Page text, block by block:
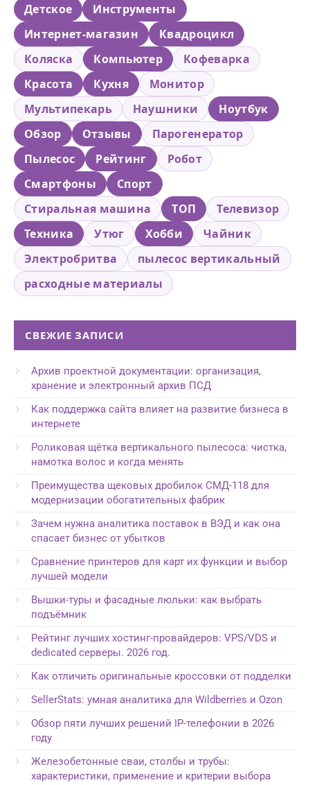
Детское
Инструменты
Интернет-магазин
Квадроцикл
Коляска
Компьютер
Кофеварка
Красота
Кухня
Монитор
Мультипекарь
Наушники
Ноутбук
Обзор
Отзывы
Парогенератор
Пылесос
Рейтинг
Робот
Смартфоны
Спорт
Стиральная машина
ТОП
Телевизор
Техника
Утюг Хобби
Чайник
Электробритва
пылесос вертикальный
расходные материалы
СВЕЖИЕ ЗАПИСИ
Архив проектной документации: организация,
хранение и электронный архив ПСД
Как поддержка сайта влияет на развитие бизнеса в
интернете
Роликовая щётка вертикального пылесоса: чистка,
намотка волос и когда менять
Преимущества щековых дробилок СМД-118 для
модернизации обогатительных фабрик
Зачем нужна аналитика поставок в ВЭД и как она
спасает бизнес от убытков
Сравнение принтеров для карт их функции и выбор
лучшей модели
Вышки-туры и фасадные люльки: как выбрать
подъёмник
Рейтинг лучших хостинг-провайдеров: VPS/VDS и
dedicated серверы. 2026 год.
Как отличить оригинальные кроссовки от подделки
SellerStats: умная аналитика для Wildberries и Ozon
Обзор пяти лучших решений IP-телефонии в 2026
году
Железобетонные сваи, столбы и трубы:
характеристики, применение и критерии выбора